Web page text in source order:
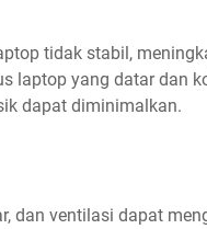
tidak stabil,
laptop yang datar dan
dapat diminimalkan.
dan ventilasi dapat